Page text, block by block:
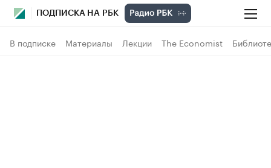
ПОДПИСКА НА РБК
В подписке Материалы Лекции The Economist